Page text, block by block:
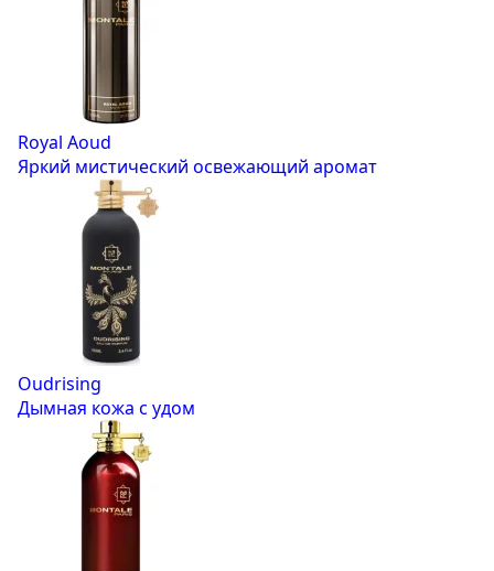
Royal Aoud
Яркий мистический освежающий аромат
Oudrising
Дымная кожа с удом